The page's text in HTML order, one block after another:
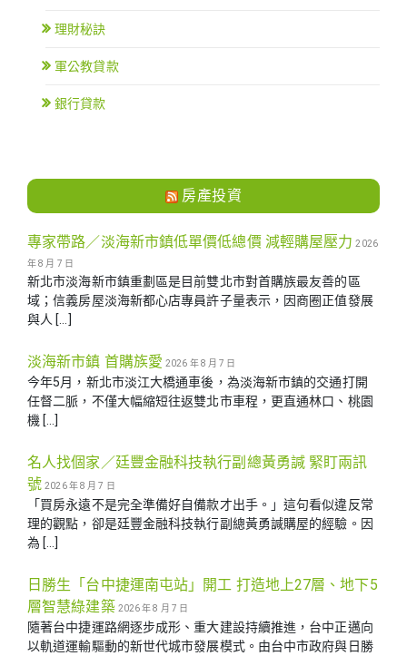
理財秘訣
軍公教貸款
銀行貸款
房產投資
專家帶路／淡海新市鎮低單價低總價 減輕購屋壓力 2026
年 8 月 7 日
新北市淡海新市鎮重劃區是目前雙北市對首購族最友善的區
域；信義房屋淡海新都心店專員許子量表示，因商圈正值發展
與人 […]
淡海新市鎮 首購族愛 2026 年 8 月 7 日
今年5月，新北市淡江大橋通車後，為淡海新市鎮的交通打開
任督二脈，不僅大幅縮短往返雙北市車程，更直通林口、桃園
機 […]
名人找個家／廷豐金融科技執行副總黃勇諴 緊盯兩訊
號 2026 年 8 月 7 日
「買房永遠不是完全準備好自備款才出手。」這句看似違反常
理的觀點，卻是廷豐金融科技執行副總黃勇諴購屋的經驗。因
為 […]
日勝生「台中捷運南屯站」開工 打造地上27層、地下5
層智慧綠建築 2026 年 8 月 7 日
隨著台中捷運路網逐步成形、重大建設持續推進，台中正邁向
以軌道運輸驅動的新世代城市發展模式。由台中市政府與日勝